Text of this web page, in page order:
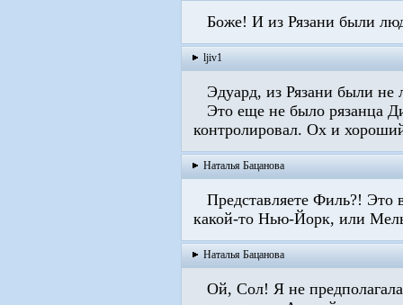
Боже! И из Рязани были
ljiv1
Эдуард, из Рязани были не
Это еще не было рязанца
контролировал. Ох и
Наталья Бацанова
Представляете Филь?! Это
какой-то Нью-Йорк, или
Наталья Бацанова
Ой, Сол! Я не